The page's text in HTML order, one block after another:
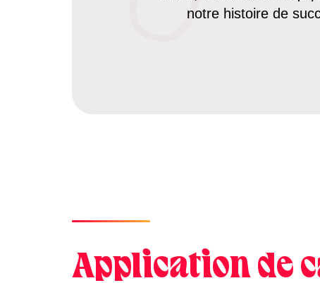
notre histoire de
Application de